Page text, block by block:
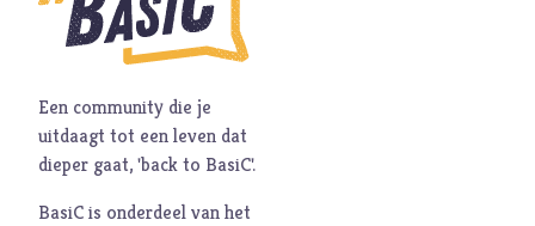
Een community die je
uitdaagt tot een leven dat
dieper gaat, 'back to BasiC'.
BasiC is onderdeel van het